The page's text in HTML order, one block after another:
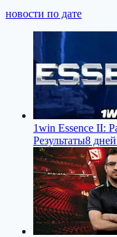
новости по дате
1win Essence II:
Результаты8